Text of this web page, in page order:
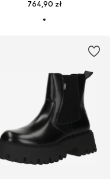
764,90 zł